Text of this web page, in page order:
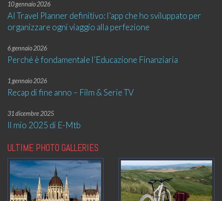
10 gennaio 2026
AI Travel Planner definitivo: l’app che ho sviluppato per
organizzare ogni viaggio alla perfezione
6 gennaio 2026
Perché è fondamentale l’Educazione Finanziaria
1 gennaio 2026
Recap di fine anno – Film & Serie TV
31 dicembre 2025
Il mio 2025 di E-Mtb
ULTIME PHOTO GALLERIES